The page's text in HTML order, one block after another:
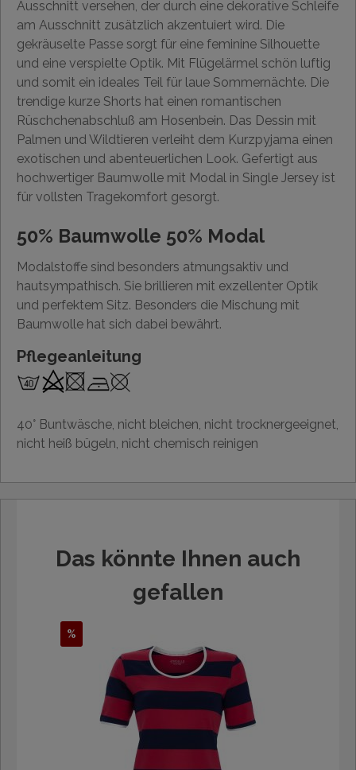
Ausschnitt versehen, der durch eine dekorative Schleife
am Ausschnitt zusätzlich akzentuiert wird. Die
gekräuselte Passe sorgt für eine feminine Silhouette
und eine verspielte Optik. Mit Flügelärmel schön luftig
und somit ein ideales Teil für laue Sommernächte. Die
trendige kurze Shorts hat einen romantischen
Rüschchenabschluß am Hosenbein. Das Dessin mit
Palmen und Wildtieren verleiht dem Kurzpyjama einen
exotischen und abenteuerlichen Look. Gefertigt aus
hochwertiger Baumwolle mit Modal in Single Jersey ist
für vollsten Tragekomfort gesorgt.
50% Baumwolle 50% Modal
Modalstoffe sind besonders atmungsaktiv und
hautsympathisch. Sie brillieren mit exzellenter Optik
und perfektem Sitz. Besonders die Mischung mit
Baumwolle hat sich dabei bewährt.
Pflegeanleitung
40° Buntwäsche, nicht bleichen, nicht trocknergeeignet,
nicht heiß bügeln, nicht chemisch reinigen
Das könnte Ihnen auch
gefallen
%